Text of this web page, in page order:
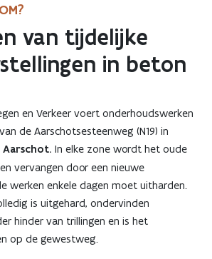
van tijdelijke
in beton
en Verkeer voert onderhoudswerken
de Aarschotsesteenweg (N19) in
In elke zone wordt het oude
vervangen door een nieuwe
werken enkele dagen moet uitharden.
is uitgehard, ondervinden
hinder van trillingen en is het
op de gewestweg.